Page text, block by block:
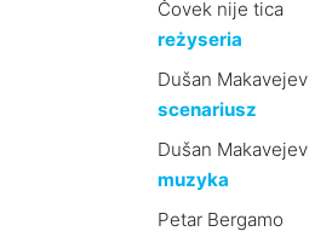
Čovek nije tica
reżyseria
Dušan Makavejev
scenariusz
Dušan Makavejev
muzyka
Petar Bergamo